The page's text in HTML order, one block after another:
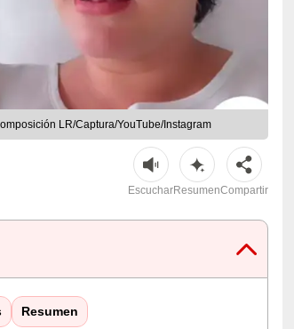
LR/Captura/YouTube/Instagram
EscucharResumenCompartir
Resumen